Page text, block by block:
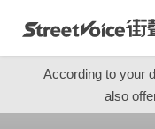
According to your
also